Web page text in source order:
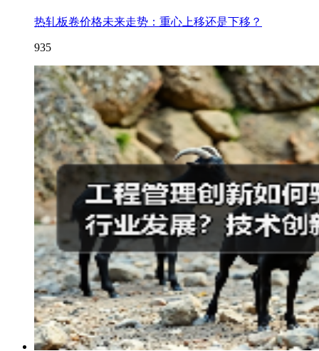
热轧板卷价格未来走势：重心上移还是下移？
935